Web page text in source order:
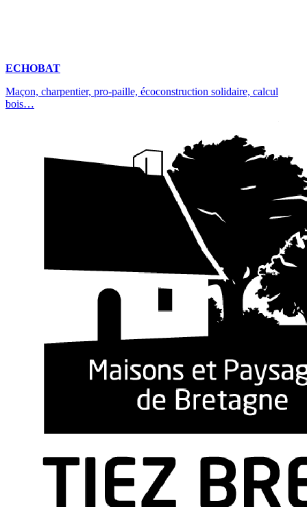
ECHOBAT
Maçon, charpentier, pro-paille, écoconstruction solidaire, calcul
bois…